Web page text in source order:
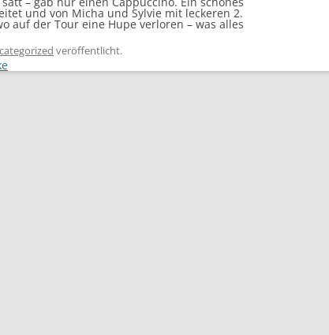
und von Micha und Sylvie mit leckeren 2.
auf der Tour eine Hupe verloren – was alles
veröffentlicht.